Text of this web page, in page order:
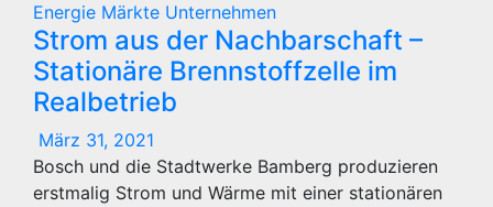
Energie Märkte Unternehmen
Strom aus der Nachbarschaft –
Stationäre Brennstoffzelle im
Realbetrieb
März 31, 2021
Bosch und die Stadtwerke Bamberg produzieren
erstmalig Strom und Wärme mit einer stationären